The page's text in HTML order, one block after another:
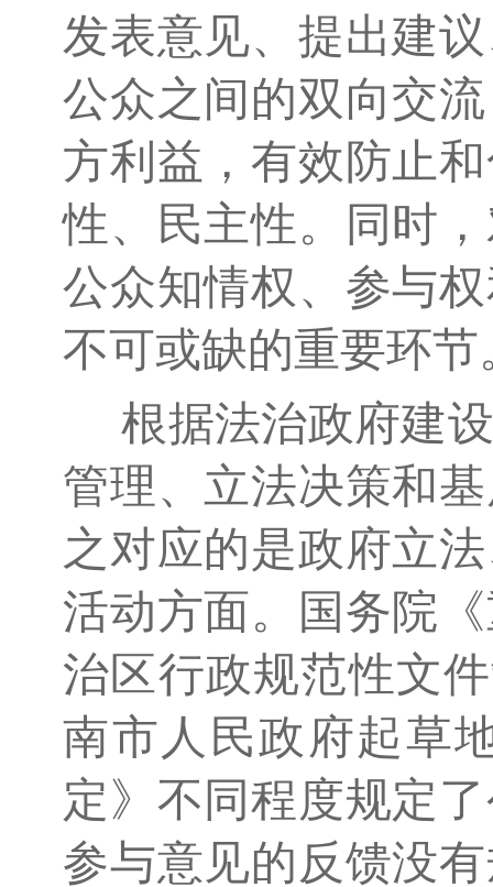
发表意见、提出建
公众之间的双向交
方利益，有效防止
性、民主性。同时
公众知情权、参与
不可或缺的重要环节
根据法治政府建
管理、立法决策和
之对应的是政府立
活动方面。国务院
治区行政规范性文
南市人民政府起草
定》不同程度规定
参与意见的反馈没